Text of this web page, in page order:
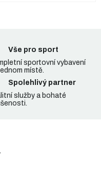
Vše pro sport
sportovní vybavení
místě.
Spolehlivý partner
služby a bohaté